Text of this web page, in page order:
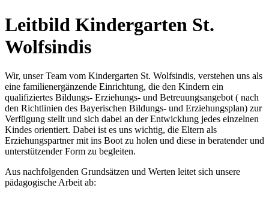
Leitbild Kindergarten St.
Wolfsindis
Wir, unser Team vom Kindergarten St. Wolfsindis, verstehen uns als
eine familienergänzende Einrichtung, die den Kindern ein
qualifiziertes Bildungs- Erziehungs- und Betreuungsangebot ( nach
den Richtlinien des Bayerischen Bildungs- und Erziehungsplan) zur
Verfügung stellt und sich dabei an der Entwicklung jedes einzelnen
Kindes orientiert. Dabei ist es uns wichtig, die Eltern als
Erziehungspartner mit ins Boot zu holen und diese in beratender und
unterstützender Form zu begleiten.
Aus nachfolgenden Grundsätzen und Werten leitet sich unsere
pädagogische Arbeit ab: